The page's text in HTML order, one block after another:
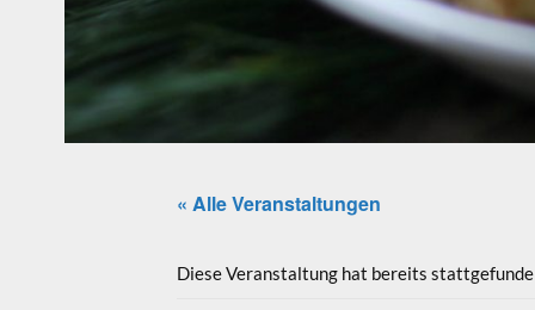
« Alle Veranstaltungen
Diese Veranstaltung hat bereits